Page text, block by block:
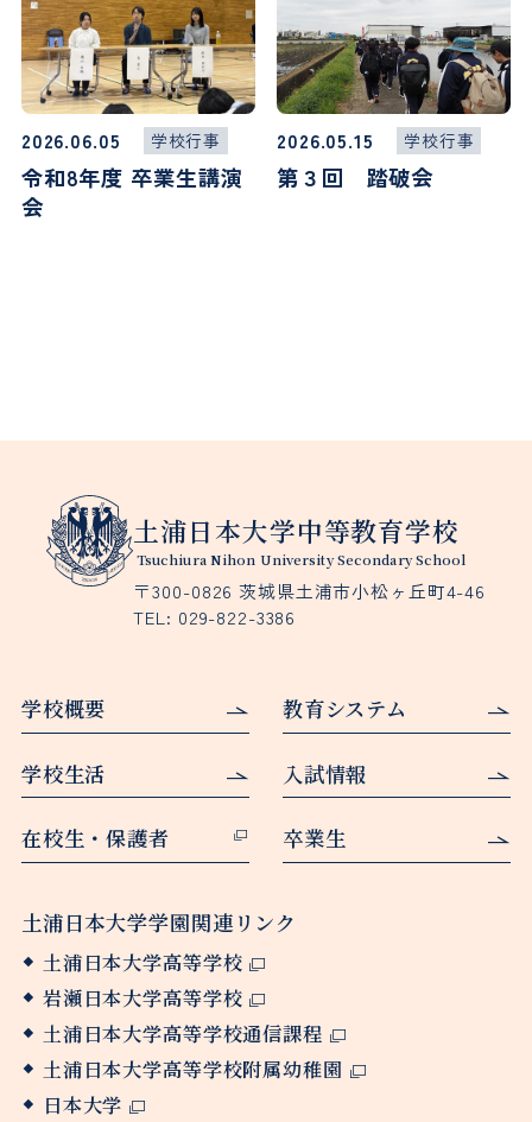
2026.06.05 学校行事
令和8年度 卒業生講演
会
2026.05.15 学校行事
第３回 踏破会
土浦日本大学中等教育学校
Tsuchiura Nihon University Secondary School
〒300-0826 茨城県土浦市小松ヶ丘町4-46
TEL: 029-822-3386
学校概要 教育システム
学校生活 入試情報
在校生・保護者 卒業生
土浦日本大学学園関連リンク
土浦日本大学高等学校
岩瀬日本大学高等学校
土浦日本大学高等学校通信課程
土浦日本大学高等学校附属幼稚園
日本大学